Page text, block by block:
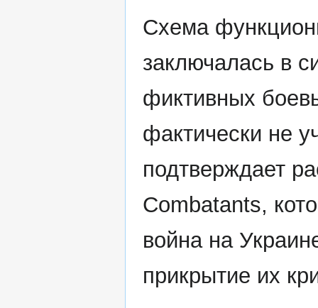
Схема
заключалась в
фиктивных
фактически не
подтверждает
Combatants,
война на
прикрытие их